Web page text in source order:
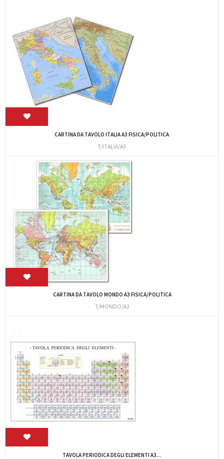
CARTINA DA TAVOLO ITALIA A3 FISICA/POLITICA
T/ITALIA/A3
CARTINA DA TAVOLO MONDO A3 FISICA/POLITICA
T/MONDO/A3
TAVOLA PERIODICA DEGLI ELEMENTI A3...